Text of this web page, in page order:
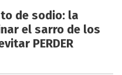
de sodio: la
el sarro de los
PERDER